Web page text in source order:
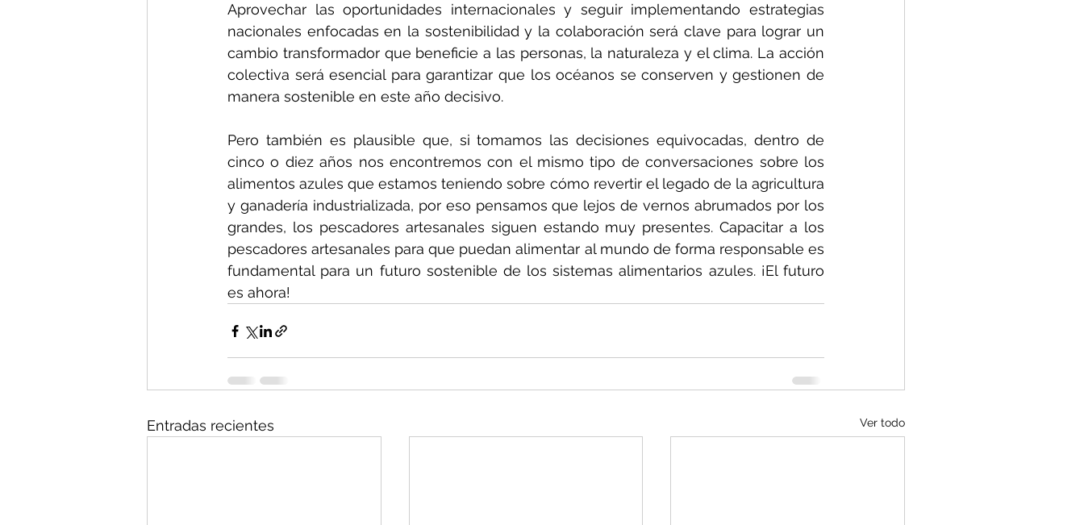
Aprovechar las oportunidades internacionales y seguir implementando estrategias
nacionales enfocadas en la sostenibilidad y la colaboración será clave para lograr un
cambio transformador que beneficie a las personas, la naturaleza y el clima. La acción
colectiva será esencial para garantizar que los océanos se conserven y gestionen de
manera sostenible en este año decisivo.
Pero también es plausible que, si tomamos las decisiones equivocadas, dentro de
cinco o diez años nos encontremos con el mismo tipo de conversaciones sobre los
alimentos azules que estamos teniendo sobre cómo revertir el legado de la agricultura
y ganadería industrializada, por eso pensamos que lejos de vernos abrumados por los
grandes, los pescadores artesanales siguen estando muy presentes. Capacitar a los
pescadores artesanales para que puedan alimentar al mundo de forma responsable es
fundamental para un futuro sostenible de los sistemas alimentarios azules. ¡El futuro
es ahora!
Entradas recientes Ver todo